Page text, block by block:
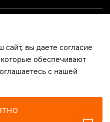
ООО «Мототрейд», ИНН
вы даете согласие
обеспечивают
с нашей